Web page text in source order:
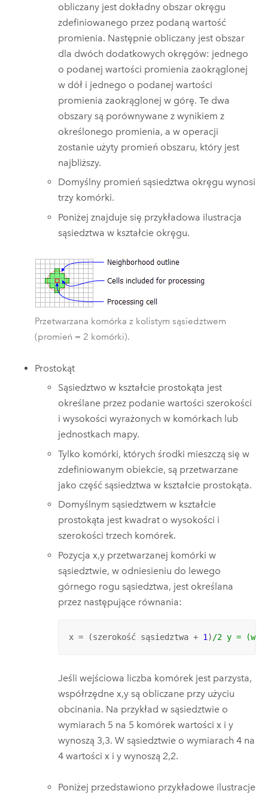
obliczany jest dokładny obszar okręgu
zdefiniowanego przez podaną wartość
promienia. Następnie obliczany jest obszar
dla dwóch dodatkowych okręgów: jednego
o podanej wartości promienia zaokrąglonej
w dół i jednego o podanej wartości
promienia zaokrąglonej w górę. Te dwa
obszary są porównywane z wynikiem z
określonego promienia, a w operacji
zostanie użyty promień obszaru, który jest
najbliższy.
Domyślny promień sąsiedztwa okręgu wynosi
trzy komórki.
Poniżej znajduje się przykładowa ilustracja
sąsiedztwa w kształcie okręgu.
Przetwarzana komórka z kolistym sąsiedztwem
(promień = 2 komórki).
Prostokąt
Sąsiedztwo w kształcie prostokąta jest
określane przez podanie wartości szerokości
i wysokości wyrażonych w komórkach lub
jednostkach mapy.
Tylko komórki, których środki mieszczą się w
zdefiniowanym obiekcie, są przetwarzane
jako część sąsiedztwa w kształcie prostokąta.
Domyślnym sąsiedztwem w kształcie
prostokąta jest kwadrat o wysokości i
szerokości trzech komórek.
Pozycja x,y przetwarzanej komórki w
sąsiedztwie, w odniesieniu do lewego
górnego rogu sąsiedztwa, jest określana
przez następujące równania:
x = (szerokość sąsiedztwa + 1 ) /2 y =
Jeśli wejściowa liczba komórek jest parzysta,
współrzędne x,y są obliczane przy użyciu
obcinania. Na przykład w sąsiedztwie o
wymiarach 5 na 5 komórek wartości x i y
wynoszą 3,3. W sąsiedztwie o wymiarach 4 na
4 wartości x i y wynoszą 2,2.
Poniżej przedstawiono przykładowe ilustracje